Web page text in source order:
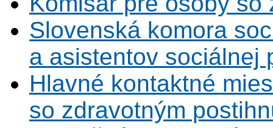
Slovenská komora
a asistentov sociálnej
Hlavné kontaktné
so zdravotným